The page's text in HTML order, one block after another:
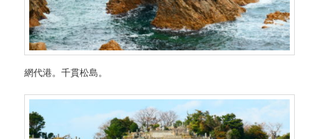
網代港。千貫松島。